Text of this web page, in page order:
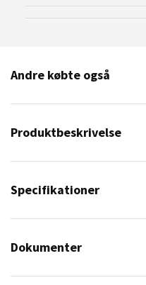
Andre købte også
Produktbeskrivelse
Specifikationer
Dokumenter